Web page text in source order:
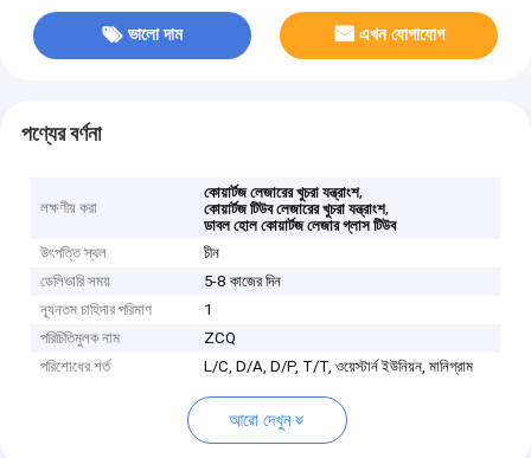
ভালো দাম এখন যোগাযোগ
পণ্যের বর্ণনা
লক্ষণীয় করা
কোয়ার্টজ লেজারের খুচরা যন্ত্রাংশ,
কোয়ার্টজ টিউব লেজারের খুচরা যন্ত্রাংশ,
ডাবল হোল কোয়ার্টজ লেজার গ্লাস টিউব
উৎপত্তি স্থল
চীন
ডেলিভারি সময়
5-8 কাজের দিন
ন্যূনতম চাহিদার পরিমাণ
1
পরিচিতিমুলক নাম
ZCQ
পরিশোধের শর্ত
L/C, D/A, D/P, T/T, ওয়েস্টার্ন ইউনিয়ন, মানিগ্রাম
আরো দেখুন